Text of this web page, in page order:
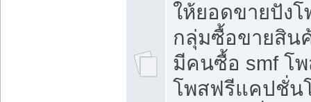
ให้ยอดขายปัง
กลุ่มซื้อขายสิน
มีคนซื้อ smf โ
โพสฟรีแคปชั่น